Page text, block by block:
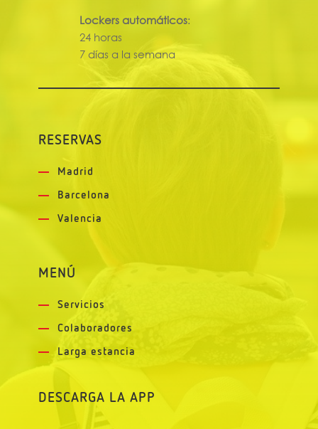
Lockers automáticos:
24 horas
7 días a la semana
RESERVAS
Madrid
Barcelona
Valencia
MENÚ
Servicios
Colaboradores
Larga estancia
DESCARGA LA APP